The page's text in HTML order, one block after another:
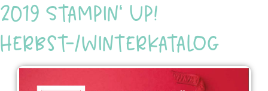
2019 Stampin‘ Up!
Herbst-/Winterkatalog